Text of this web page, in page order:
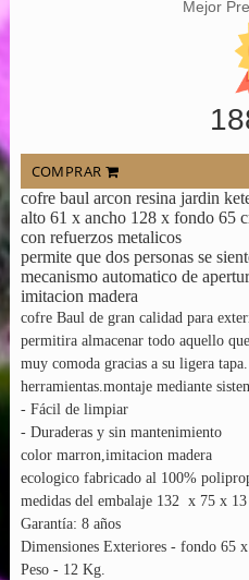
Mejor
COMPRAR
cofre baul arcon resina jardin
alto 61 x ancho 128 x fondo 65
con refuerzos metalicos
permite que dos personas se
mecanismo automatico de
imitacion madera
cofre Baul de gran calidad para
permitira almacenar todo aquello
muy comoda gracias a su ligera
herramientas.montaje mediante
- Fácil de limpiar
- Duraderas y sin mantenimiento
color marron,imitacion madera
ecologico fabricado al 100%
medidas del embalaje 132 x 75 x
Garantía: 8 años
Dimensiones Exteriores - fondo 65
Peso - 12 Kg.